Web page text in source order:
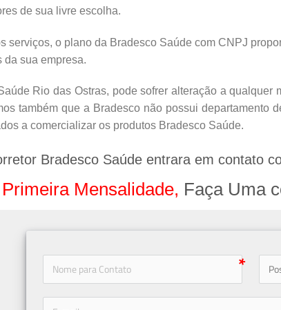
de sua livre escolha.
serviços, o plano da Bradesco Saúde com CNPJ
sua empresa.
Rio das Ostras, pode sofrer alteração a qualquer
também que a Bradesco não possui departamento
a comercializar os produtos Bradesco Saúde.
Bradesco Saúde entrara em contato
Mensalidade, Faça Uma
icon-